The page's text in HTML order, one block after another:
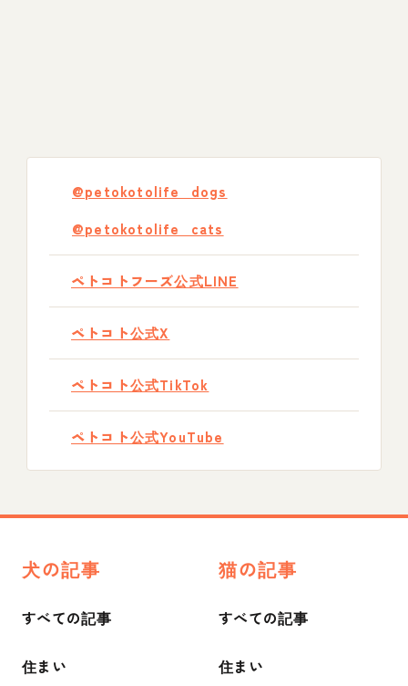
@petokotolife_dogs
@petokotolife_cats
ペトコトフーズ公式LINE
ペトコト公式X
ペトコト公式TikTok
ペトコト公式YouTube
犬の記事
すべての記事
住まい
猫の記事
すべての記事
住まい